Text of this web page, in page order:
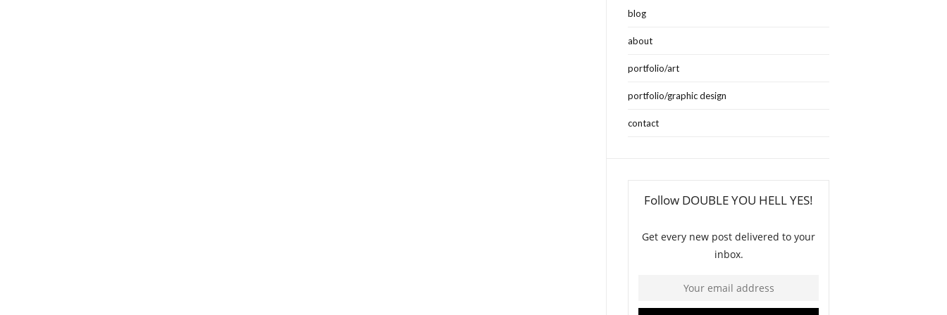
blog
about
portfolio/art
portfolio/graphic design
contact